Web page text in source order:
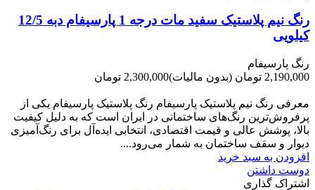
رنگ نیم پلاستیک سفید مات درجه 1 پارسیفام دبه 12/5
کیلویی
رنگ پارسیفام
2,190,000 تومان
(بدون مالیات)2,300,000 تومان
معرفی رنگ نیم پلاستیک پارسیفام رنگ پلاستیک پارسیفام یکی از
پرفروش‌ترین رنگ‌های ساختمانی در ایران است که به دلیل کیفیت
بالا، پوشش عالی و قیمت اقتصادی، انتخابی ایده‌آل برای رنگ‌آمیزی
دیوار و سقف ساختمان به شمار می‌رود....
افزودن به سبد خرید
دوست داشتن
اشتراک گذاری